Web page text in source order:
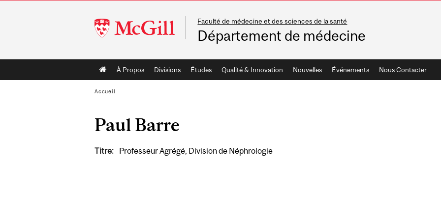
McGill
University
Faculté de médecine et des sciences de la santé
Département de médecine
Main
navigation
À Propos Divisions Études Qualité & Innovation Nouvelles Événements Nous Contacter
Accueil
Paul Barre
Titre: Professeur Agrégé, Division de Néphrologie